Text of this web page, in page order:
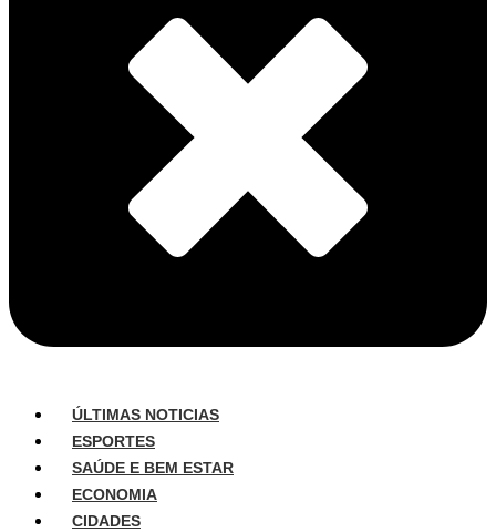
ÚLTIMAS NOTICIAS
ESPORTES
SAÚDE E BEM ESTAR
ECONOMIA
CIDADES